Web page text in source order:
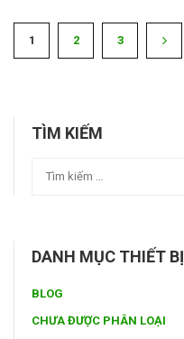
1 2 3
TÌM KIẾM
DANH MỤC THIẾT BỊ
BLOG
CHƯA ĐƯỢC PHÂN LOẠI